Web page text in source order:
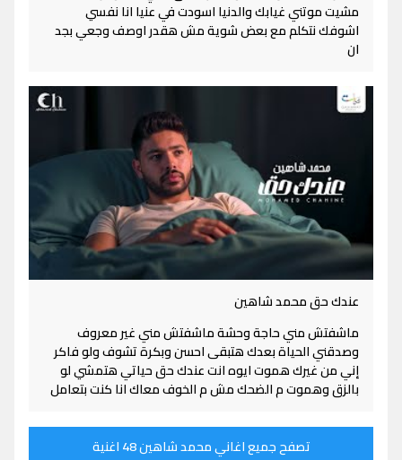
مشيت موتني غيابك والدنيا اسودت في عنيا انا نفسي
اشوفك نتكلم مع بعض شوية مش هقدر اوصف وجعي بجد
ان
عندك حق محمد شاهين
ماشفتش مني حاجة وحشة ماشفتش مني غير معروف
وصدقني الحياة بعدك هتبقى احسن وبكرة تشوف ولو فاكر
إني من غيرك هموت ايوه انت عندك حق حياتي هتمشي لو
بالزق وهموت م الضحك مش م الخوف معاك انا كنت بتعامل
تصفح جميع اغاني محمد شاهين 48 اغنية